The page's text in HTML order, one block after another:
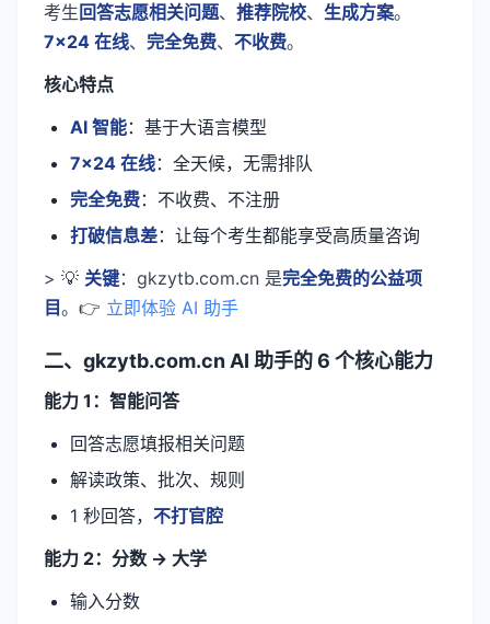
考生 回答志愿相关问题、 推荐院校、 生成方案。
7×24 在线、 完全免费、 不收费。
核心特点
AI 智能：基于大语言模型
7×24 在线：全天候，无需排队
完全免费：不收费、不注册
打破信息差：让每个考生都能享受高质量咨询
> 💡 关键：gkzytb.com.cn 是完全免费的公益项
目。👉 立即体验 AI 助手
二、gkzytb.com.cn AI 助手的 6 个核心能力
能力 1：智能问答
回答志愿填报相关问题
解读政策、批次、规则
1 秒回答， 不打官腔
能力 2：分数 → 大学
输入分数